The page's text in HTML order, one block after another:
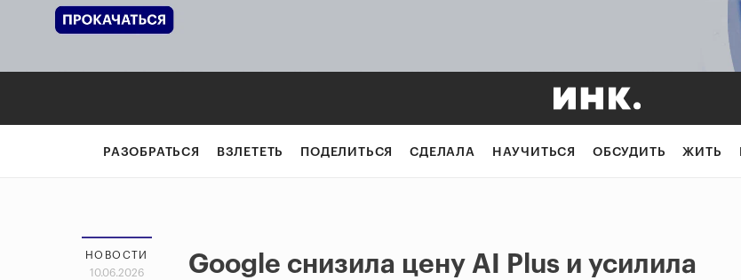
РАЗОБРАТЬСЯ ВЗЛЕТЕТЬ ПОДЕЛИТЬСЯ СДЕЛАЛА НАУЧИТЬСЯ ОБСУДИТЬ ЖИТЬ
НОВОСТИ
10.06.2026
Google снизила цену AI Plus и усилила